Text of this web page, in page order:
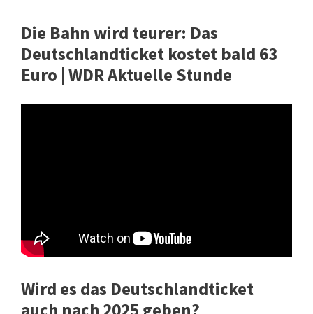
Die Bahn wird teurer: Das
Deutschlandticket kostet bald 63
Euro | WDR Aktuelle Stunde
Wird es das Deutschlandticket
auch nach 2025 geben?